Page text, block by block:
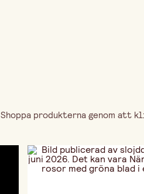
Shoppa produkterna genom att